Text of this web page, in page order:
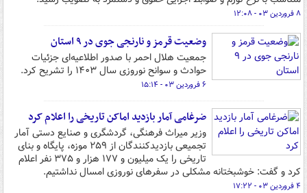
۸ فروردین ۰۳ - ۱۲:۰۸
وضعیت قرمز و نارنجی جوی در ۹ استان
جمعیت هلال احمر با صدور اطلاعیه‌ای جزئیات
حوادث و سوانح نوروزی سال ۱۴۰۳ را تشریح کرد.
۶ فروردین ۰۳ - ۱۵:۱۴
ضرغامی آمار بازدید اماکن تاریخی را اعلام کرد
وزیر میراث‌ فرهنگی، گردشگری و صنایع‌ دستی آمار
تجمیعی بازدیدکنندگان از ۲۵۹ موزه، پایگاه و بنای
تاریخی را یک میلیون و ۱۷۷ هزار و ۳۷۵ نفر اعلام
کرد و گفت: خوشبختانه مشکلی در سفرهای نوروزی امسال نداشتیم.
۴ فروردین ۰۳ - ۱۷:۲۲